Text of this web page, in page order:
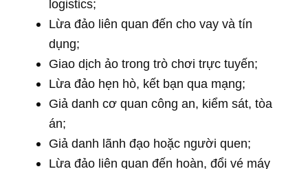
logistics;
Lừa đảo liên quan đến cho vay và tín
dụng;
Giao dịch ảo trong trò chơi trực tuyến;
Lừa đảo hẹn hò, kết bạn qua mạng;
Giả danh cơ quan công an, kiểm sát, tòa
án;
Giả danh lãnh đạo hoặc người quen;
Lừa đảo liên quan đến hoàn, đổi vé máy